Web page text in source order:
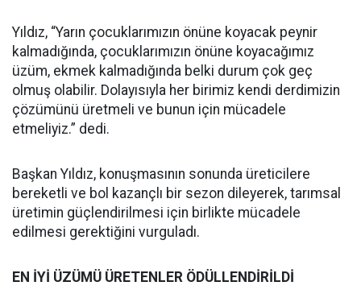
Yıldız, “Yarın çocuklarımızın önüne koyacak peynir
kalmadığında, çocuklarımızın önüne koyacağımız
üzüm, ekmek kalmadığında belki durum çok geç
olmuş olabilir. Dolayısıyla her birimiz kendi derdimizin
çözümünü üretmeli ve bunun için mücadele
etmeliyiz.” dedi.
Başkan Yıldız, konuşmasının sonunda üreticilere
bereketli ve bol kazançlı bir sezon dileyerek, tarımsal
üretimin güçlendirilmesi için birlikte mücadele
edilmesi gerektiğini vurguladı.
EN İYİ ÜZÜMÜ ÜRETENLER ÖDÜLLENDİRİLDİ